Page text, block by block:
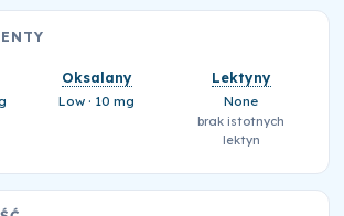
Oksalany
Low · 10 mg
Lektyny
None
brak istotnych
lektyn